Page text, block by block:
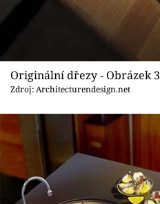
Originální dřezy - Obrázek 3
Zdroj: Architecturendesign.net